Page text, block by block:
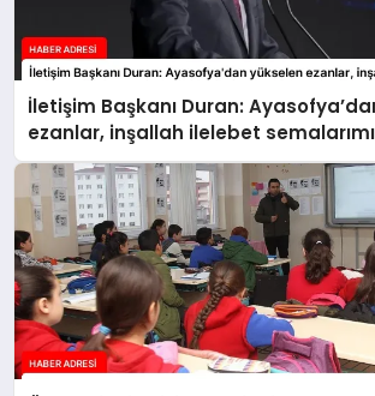
İletişim Başkanı Duran:
ezanlar, inşallah ilelebet
yankılanmaya devam edecektir